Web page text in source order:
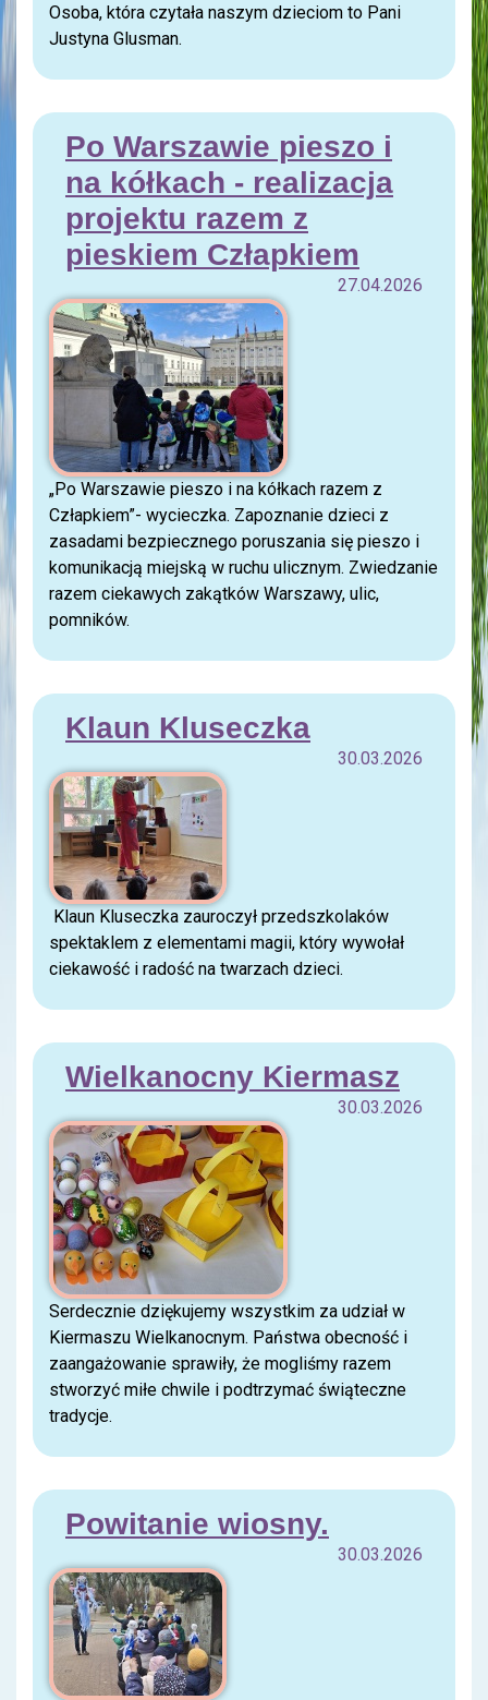
Osoba, która czytała naszym dzieciom to Pani
Justyna Glusman.
Po Warszawie pieszo i
na kółkach - realizacja
projektu razem z
pieskiem Człapkiem
27.04.2026
„Po Warszawie pieszo i na kółkach razem z
Człapkiem”- wycieczka. Zapoznanie dzieci z
zasadami bezpiecznego poruszania się pieszo i
komunikacją miejską w ruchu ulicznym. Zwiedzanie
razem ciekawych zakątków Warszawy, ulic,
pomników.
Klaun Kluseczka
30.03.2026
Klaun Kluseczka zauroczył przedszkolaków
spektaklem z elementami magii, który wywołał
ciekawość i radość na twarzach dzieci.
Wielkanocny Kiermasz
30.03.2026
Serdecznie dziękujemy wszystkim za udział w
Kiermaszu Wielkanocnym. Państwa obecność i
zaangażowanie sprawiły, że mogliśmy razem
stworzyć miłe chwile i podtrzymać świąteczne
tradycje.
Powitanie wiosny.
30.03.2026